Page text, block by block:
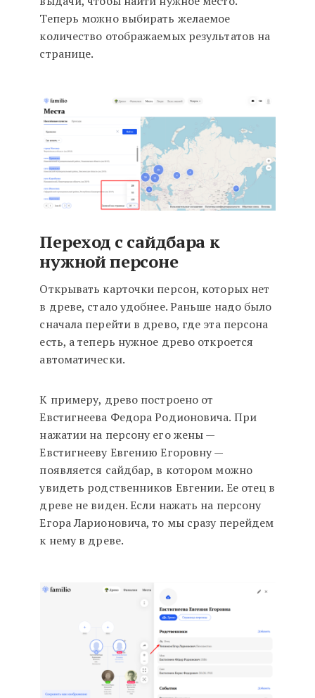
Теперь можно выбирать желаемое
количество отображаемых результатов на
странице.
Переход с сайдбара к
нужной персоне
Открывать карточки персон, которых нет
в древе, стало удобнее. Раньше надо было
сначала перейти в древо, где эта персона
есть, а теперь нужное древо откроется
автоматически.
К примеру, древо построено от
Евстигнеева Федора Родионовича. При
нажатии на персону его жены —
Евстигнееву Евгению Егоровну —
появляется сайдбар, в котором можно
увидеть родственников Евгении. Ее отец в
древе не виден. Если нажать на персону
Егора Ларионовича, то мы сразу перейдем
к нему в древе.